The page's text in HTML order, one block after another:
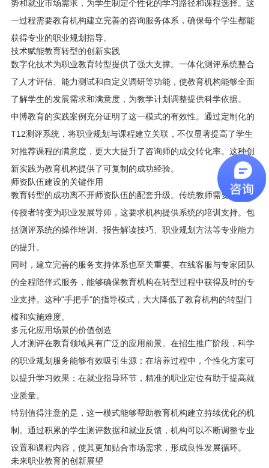
势和就业市场需求，为学生制定个性化的学习路径和课程选择。这
一过程需要教育机构建立完善的咨询服务体系，确保每个学生都能
获得专业的职业规划指导。
技术赋能教育转型的创新实践
数字化技术为职业教育转型提供了强大支撑。一体化测评系统整合
了人才评估、能力测试和自定义调研等功能，使教育机构能够全面
了解学生的发展需求和满意度，为教学计划调整提供科学依据。
中博教育的实践案例充分证明了这一模式的有效性。通过定制化的
T12测评系统，将职业规划与课程建立关联，不仅显著提高了学生
对推荐课程的满意度，更大大提升了咨询师的成交转化率。这种创
新实践为教育机构提供了可复制的成功经验。
师资队伍建设的关键作用
教育转型的成功离不开师资队伍的配套升级。传统教师需要从知识
传授者转变为职业发展导师，这要求机构提供系统的培训支持。包
括测评系统的操作培训、报告解读技巧、职业规划方法等专业能力
的提升。
同时，建立完善的服务支持体系也至关重要。在线客服与专家团队
的全程陪伴式服务，能够确保教育机构在转型过程中获得及时的专
业支持。这种"手把手"的指导模式，大大降低了教育机构的转型门
槛和实施难度。
多元化应用场景的价值创造
人才测评在教育领域具有广泛的应用前景。在招生推广阶段，科学
的职业规划服务能够有效吸引生源；在培养过程中，个性化方案可
以提升学习效果；在就业指导环节，精准的职业定位有助于提高就
业质量。
特别值得注意的是，这一模式能够帮助教育机构建立持续优化的机
制。通过积累的学生测评数据和就业反馈，机构可以不断调整专业
设置和课程内容，使其更加贴合市场需求，形成良性发展循环。
未来职业教育的创新展望